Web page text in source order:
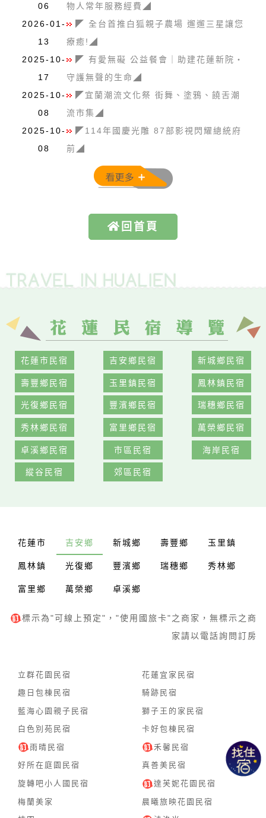
06
物人常年服務經費◢
2026-01-
13
◤ 全台首推白狐親子農場 遛遛三星讓您
療癒!◢
2025-10-
17
◤ 有愛無礙 公益餐會｜助建花蓮新院・
守護無聲的生命◢
2025-10-
08
◤宜蘭潮流文化祭 街舞、塗鴉、饒舌潮
流市集◢
2025-10-
08
◤114年國慶光雕 87部影視閃耀總統府
前◢
回首頁
花蓮市民宿 吉安鄉民宿 新城鄉民宿
壽豐鄉民宿 玉里鎮民宿 鳳林鎮民宿
光復鄉民宿 豐濱鄉民宿 瑞穗鄉民宿
秀林鄉民宿 富里鄉民宿 萬榮鄉民宿
卓溪鄉民宿 市區民宿 海岸民宿
縱谷民宿 郊區民宿
花蓮市 吉安鄉 新城鄉 壽豐鄉 玉里鎮
鳳林鎮 光復鄉 豐濱鄉 瑞穗鄉 秀林鄉
富里鄉 萬榮鄉 卓溪鄉
標示為"可線上預定"，"使用國旅卡"之商家，無標示之商
家請以電話詢問訂房
立群花園民宿 花蓮宜家民宿
趣日包棟民宿 騎跡民宿
藍海心園親子民宿 獅子王的家民宿
白色別苑民宿 卡好包棟民宿
雨晴民宿 禾馨民宿
好所在庭園民宿 真善美民宿
旋轉吧小人國民宿 達芙妮花園民宿
梅蘭美家 晨曦旅映花園民宿